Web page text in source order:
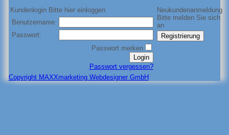
Kundenlogin Bitte hier einloggen
Benutzername:
Passwort:
Passwort merken
Passwort vergessen?
Neukundenanmeldung
Bitte melden Sie sich
an
Copyright MAXXmarketing Webdesigner GmbH